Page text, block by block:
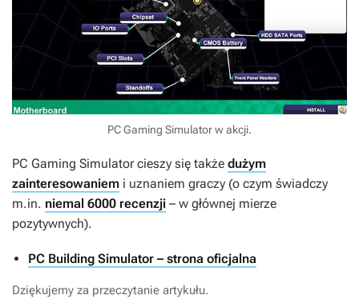
PC Gaming Simulator w akcji.
PC Gaming Simulator cieszy się także dużym
zainteresowaniem i uznaniem graczy (o czym świadczy
m.in. niemal 6000 recenzji – w głównej mierze
pozytywnych).
PC Building Simulator – strona oficjalna
Dziękujemy za przeczytanie artykułu.